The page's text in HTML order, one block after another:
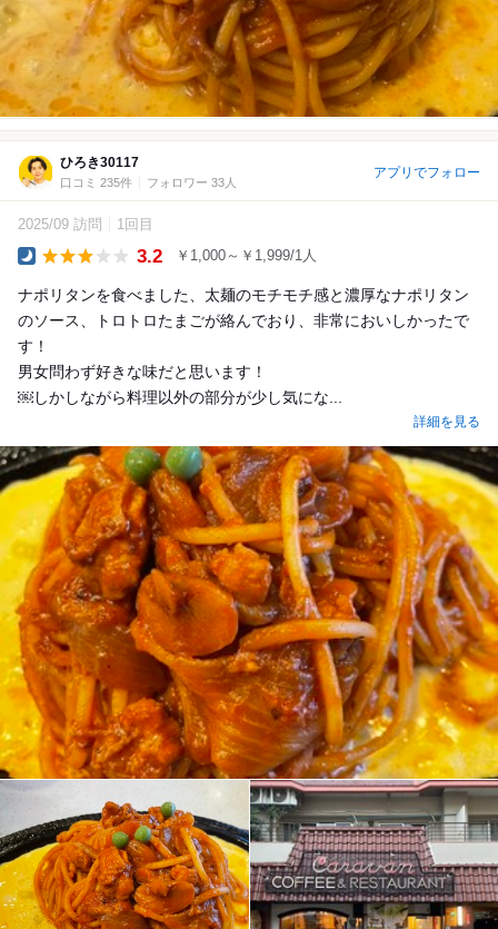
ひろき30117
口コミ 235件 フォロワー 33人
アプリでフォロー
2025/09 訪問 1回目
3.2 ￥1,000～￥1,999/1人
ナポリタンを食べました、太麺のモチモチ感と濃厚なナポリタン
のソース、トロトロたまごが絡んでおり、非常においしかったで
す！
男女問わず好きな味だと思います！
￼しかしながら料理以外の部分が少し気にな...
詳細を見る